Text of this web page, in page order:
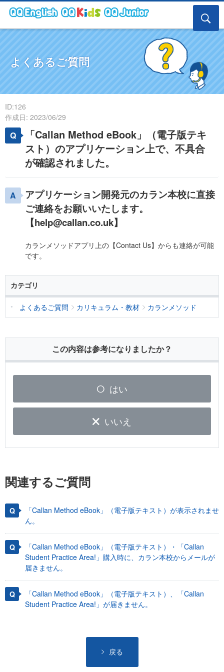
よくあるご質問
ID:126
作成日: 2023/06/29
「Callan Method eBook」（電子版テキ
スト）のアプリケーション上で、不具合
が確認されました。
アプリケーション開発元のカラン本校に直接
ご連絡をお願いいたします。
【help@callan.co.uk】
カランメソッドアプリ上の【Contact Us】からも連絡が可能
です。
カテゴリ
よくあるご質問 カリキュラム・教材 カランメソッド
この内容は参考になりましたか？
はい
いいえ
関連するご質問
「Callan Method eBook」（電子版テキスト）が表示されませ
ん。
「Callan Method eBook」（電子版テキスト）・「Callan
Student Practice Area!」購入時に、カラン本校からメールが
届きません。
「Callan Method eBook」（電子版テキスト）、「Callan
Student Practice Area!」が届きません。
戻る